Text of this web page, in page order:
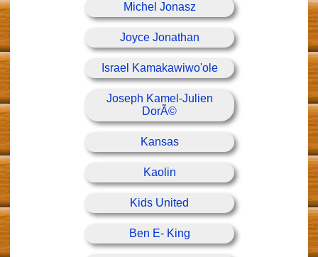
Michel Jonasz
Joyce Jonathan
Israel Kamakawiwo'ole
Joseph Kamel-Julien
DorÃ©
Kansas
Kaolin
Kids United
Ben E- King